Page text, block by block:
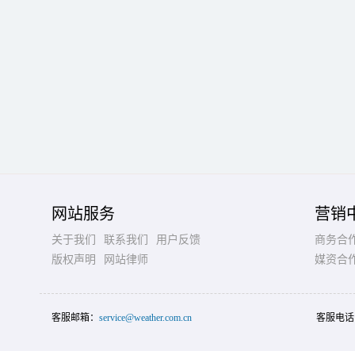
网站服务
关于我们 联系我们
用户反馈
版权声明
网站律师
营销
商务合
媒资合
客服邮箱： service@weather.com.cn 客服电